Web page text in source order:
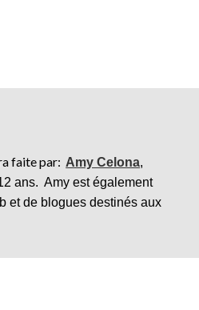
faite par: Amy Celona,
ans. Amy est également
et de blogues destinés aux